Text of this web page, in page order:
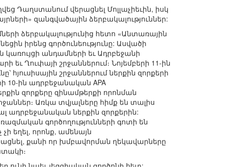
Դաղստանում վերացնել Մոլլաչիեւին, իսկ
զանգվածային ձերբակալություններ:
ձերբակալությունից հետո «Անտառային
իրենց գործունեությունը: Ասվածի
կառույցի անդամների եւ Ադրբեջանի
Ղուփայի շրջաններում։ Նոյեմբերի 11-ին
հյուսիսային շրջաններում ներքին զորքերի
10-ին ադրբեջանական APA
զորքերը զինամթերքի որոնման
Առկա տվյալները հիմք են տալիս
ադրբեջանական ներքին զորքերին:
գործողությունների գոտի են
եղել, որոնք, ամենայն
քանի որ խմբավորման ղեկավարները